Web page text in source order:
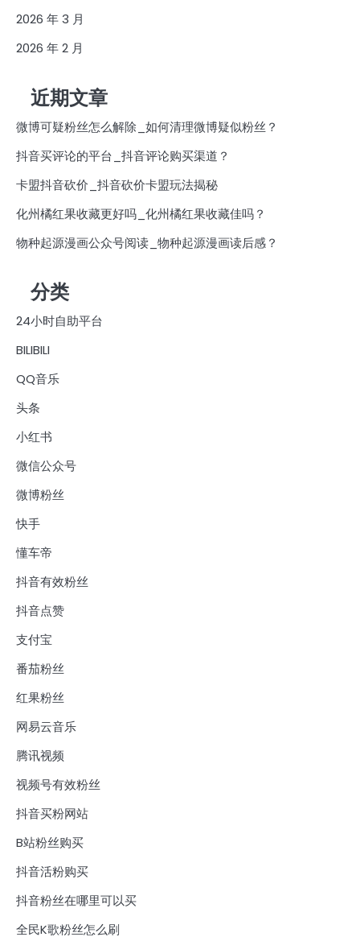
2026 年 3 月
2026 年 2 月
近期文章
微博可疑粉丝怎么解除_如何清理微博疑似粉丝？
抖音买评论的平台_抖音评论购买渠道？
卡盟抖音砍价_抖音砍价卡盟玩法揭秘
化州橘红果收藏更好吗_化州橘红果收藏佳吗？
物种起源漫画公众号阅读_物种起源漫画读后感？
分类
24小时自助平台
BILIBILI
QQ音乐
头条
小红书
微信公众号
微博粉丝
快手
懂车帝
抖音有效粉丝
抖音点赞
支付宝
番茄粉丝
红果粉丝
网易云音乐
腾讯视频
视频号有效粉丝
抖音买粉网站
B站粉丝购买
抖音活粉购买
抖音粉丝在哪里可以买
全民K歌粉丝怎么刷